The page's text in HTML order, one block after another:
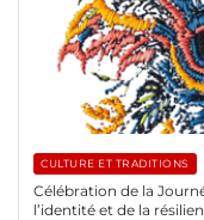
CULTURE ET TRADITIONS
Célébration de la
l’identité et de la